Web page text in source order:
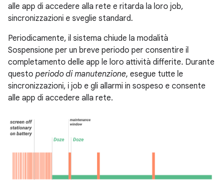
alle app di accedere alla rete e ritarda la loro job,
sincronizzazioni e sveglie standard.
Periodicamente, il sistema chiude la modalità
Sospensione per un breve periodo per consentire il
completamento delle app le loro attività differite. Durante
questo periodo di manutenzione, esegue tutte le
sincronizzazioni, i job e gli allarmi in sospeso e consente
alle app di accedere alla rete.